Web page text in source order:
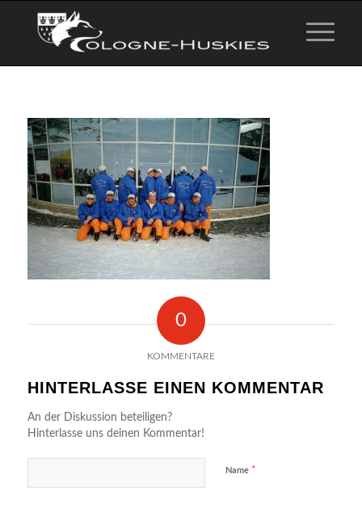
0
KOMMENTARE
HINTERLASSE EINEN KOMMENTAR
An der Diskussion beteiligen?
Hinterlasse uns deinen Kommentar!
Name *